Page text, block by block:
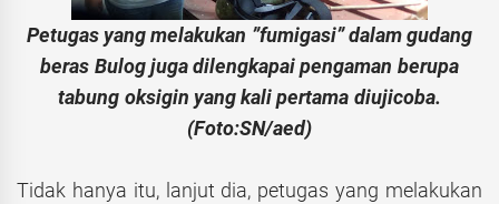
Petugas yang melakukan ”fumigasi” dalam gudang
beras Bulog juga dilengkapai pengaman berupa
tabung oksigin yang kali pertama diujicoba.
(Foto:SN/aed)
Tidak hanya itu, lanjut dia, petugas yang melakukan